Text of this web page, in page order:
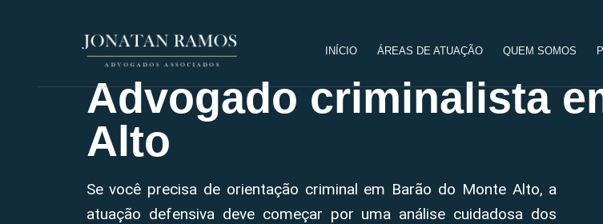
INÍCIO ÁREAS DE ATUAÇÃO QUEM SOMOS
Advogado criminalista
Alto
Se você precisa de orientação criminal em Barão do Monte Alto, a
atuação defensiva deve começar por uma análise cuidadosa dos